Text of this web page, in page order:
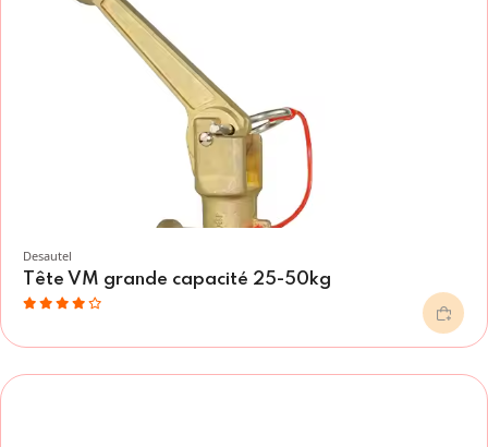
Desautel
Tête VM grande capacité 25-50kg